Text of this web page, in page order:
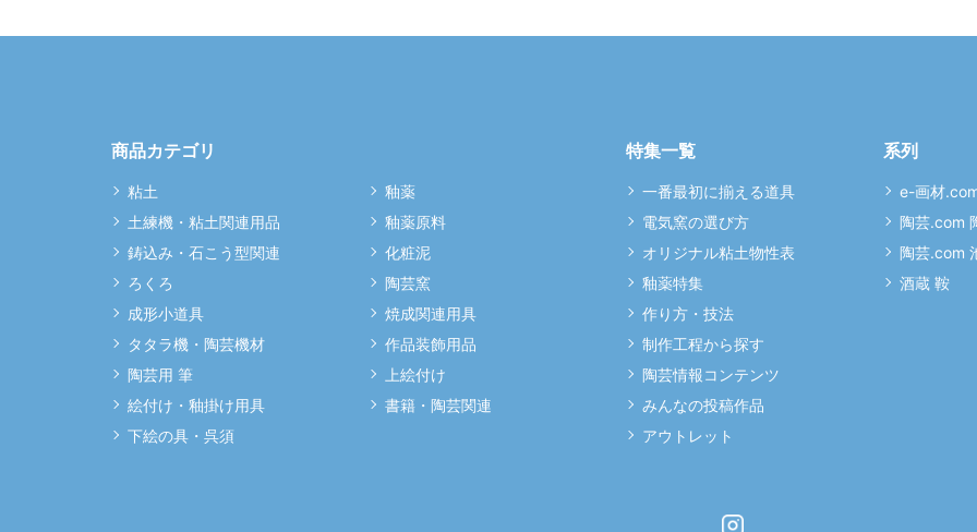
商品カテゴリ
粘土
土練機・粘土関連用品
鋳込み・石こう型関連
ろくろ
成形小道具
タタラ機・陶芸機材
陶芸用 筆
絵付け・釉掛け用具
下絵の具・呉須
釉薬
釉薬原料
化粧泥
陶芸窯
焼成関連用具
作品装飾用品
上絵付け
書籍・陶芸関連
特集一覧
一番最初に揃える道具
電気窯の選び方
オリジナル粘土物性表
釉薬特集
作り方・技法
制作工程から探す
陶芸情報コンテンツ
みんなの投稿作品
アウトレット
系列
e-画材
陶芸.com
陶芸.com
酒蔵 鞍